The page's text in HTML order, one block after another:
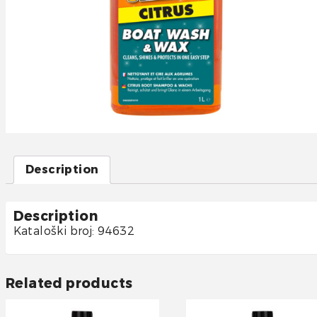
Description
Description
Kataloški broj: 94632
Related products